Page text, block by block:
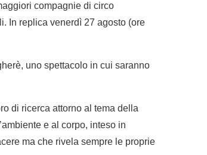
compagnie di circo
In replica venerdì 27 agosto (ore
uno spettacolo in cui saranno
di ricerca attorno al tema della
e al corpo, inteso in
ma che rivela sempre le proprie